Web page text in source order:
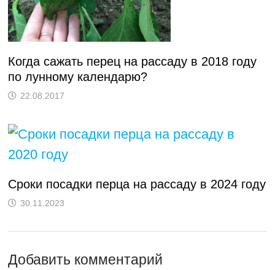
Когда сажать перец на рассаду в 2018 году
по лунному календарю?
22.08.2017
Сроки посадки перца на рассаду в 2024 году
30.11.2023
Добавить комментарий